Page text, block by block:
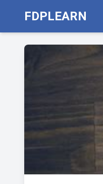
FDPLEARN